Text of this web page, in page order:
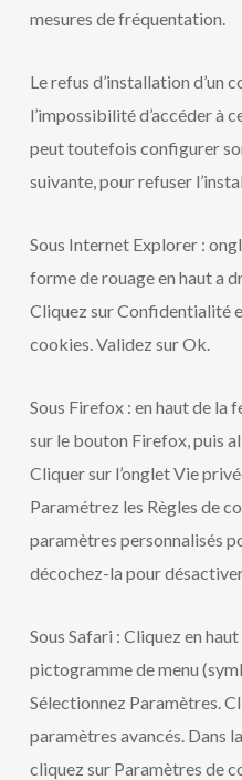
mesures de fréquentation.
Le refus d’installation d’un
l’impossibilité d’accéder à
peut toutefois configurer
suivante, pour refuser
Sous Internet Explorer :
forme de rouage en haut a
Cliquez sur Confidentialité
cookies. Validez sur Ok.
Sous Firefox : en haut de la
sur le bouton Firefox, puis
Cliquer sur l’onglet Vie
Paramétrez les Règles de
paramètres personnalisés
décochez-la pour
Sous Safari : Cliquez en
pictogramme de menu
Sélectionnez Paramètres.
paramètres avancés. Dans
cliquez sur Paramètres de